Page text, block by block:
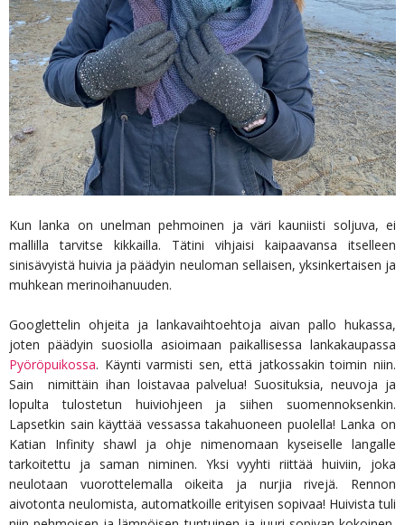
Kun lanka on unelman pehmoinen ja väri kauniisti soljuva, ei
mallilla tarvitse kikkailla. Tätini vihjaisi kaipaavansa itselleen
sinisävyistä huivia ja päädyin neuloman sellaisen, yksinkertaisen ja
muhkean merinoihanuuden.
Googlettelin ohjeita ja lankavaihtoehtoja aivan pallo hukassa,
joten päädyin suosiolla asioimaan paikallisessa lankakaupassa
Pyöröpuikossa. Käynti varmisti sen, että jatkossakin toimin niin.
Sain nimittäin ihan loistavaa palvelua! Suosituksia, neuvoja ja
lopulta tulostetun huiviohjeen ja siihen suomennoksenkin.
Lapsetkin sain käyttää vessassa takahuoneen puolella! Lanka on
Katian Infinity shawl ja ohje nimenomaan kyseiselle langalle
tarkoitettu ja saman niminen. Yksi vyyhti riittää huiviin, joka
neulotaan vuorottelemalla oikeita ja nurjia rivejä. Rennon
aivotonta neulomista, automatkoille erityisen sopivaa! Huivista tuli